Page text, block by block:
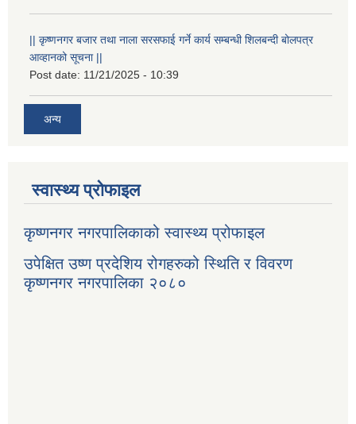
|| कृष्णनगर बजार तथा नाला सरसफाई गर्ने कार्य सम्बन्धी शिलबन्दी बोलपत्र
आव्हानको सूचना ||
Post date: 11/21/2025 - 10:39
अन्य
स्वास्थ्य प्रोफाइल
कृष्णनगर नगरपालिकाको स्वास्थ्य प्रोफाइल
उपेक्षित उष्ण प्रदेशिय रोगहरुको स्थिति र विवरण
कृष्णनगर नगरपालिका २०८०